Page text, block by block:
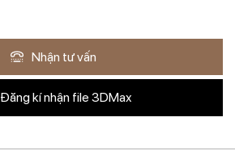
Nhận tư vấn
Đăng kí nhận file 3DMax